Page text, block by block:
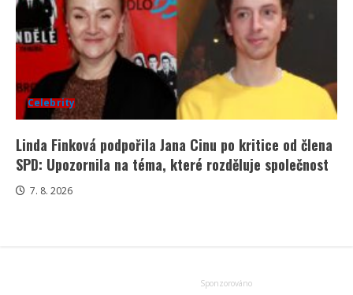
Celebrity
Linda Finková podpořila Jana Cinu po kritice od člena
SPD: Upozornila na téma, které rozděluje společnost
7. 8. 2026